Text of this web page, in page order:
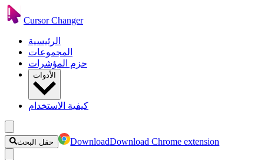
Cursor Changer
الرئيسية
المجموعات
حزم المؤشرات
الأدوات
كيفية الاستخدام
حقل البحث DownloadDownload Chrome extension